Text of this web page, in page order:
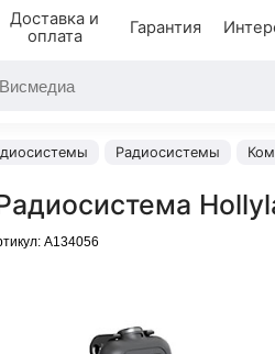
Доставка и
оплата
Гарантия
Радиосистемы
A134056